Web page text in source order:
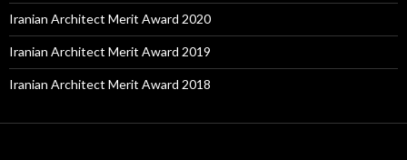
Iranian Architect Merit Award 2020
Iranian Architect Merit Award 2019
Iranian Architect Merit Award 2018